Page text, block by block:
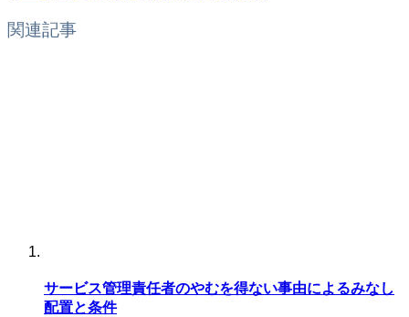
関連記事
サービス管理責任者のやむを得ない事由によるみなし
配置と条件